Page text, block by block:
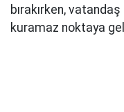
bırakırken,
kuramaz noktaya